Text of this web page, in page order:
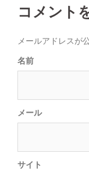
コメント
メールアドレスが
名前
メール
サイト